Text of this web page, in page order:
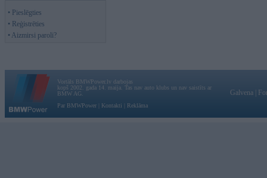
• Pieslēgties
• Reģistrēties
• Aizmirsi paroli?
Vortāls BMWPower.lv darbojas
kopš 2002. gada 14. maija. Tas nav auto klubs un nav saistīts ar
BMW AG.
Par BMWPower
Kontakti Reklāma
Galvena